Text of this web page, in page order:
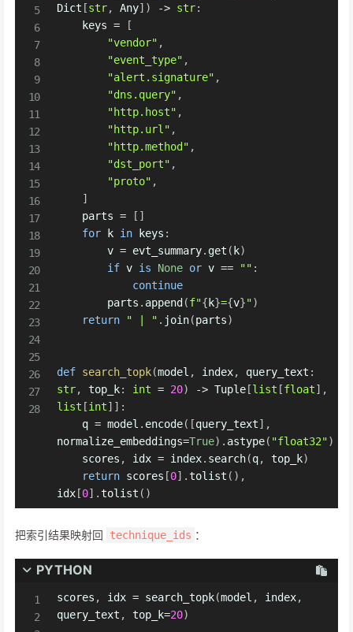
Dict [str, Any] ) -> str:
    keys
=
[
"vendor" ,
"event_type" ,
"alert.signature" ,
"dns.query" ,
"http.host" ,
"http.url" ,
"http.method" ,
"dst_port" ,
"proto" ,
]
    parts
= [ ]
for k in keys :
        v
= evt_summary. get ( k)
if v is None or v == "" :
continue
        parts
. append (f"{ k}={v}")
return
" | " . join(parts)
def search_topk(model , index, query_text :
str, top_k: int = 20) -> Tuple [list [float] ,
list [int] ] :
    q
= model . encode( [query_text] ,
normalize_embeddings=True) . astype( "float32")
    scores
, idx = index. search(q, top_k)
return scores [0] .tolist ( ) ,
idx [0] .tolist ( )
把索引结果映射回 technique_ids ：
PYTHON
scores , idx = search_topk(model , index,
query_text , top_k=20)